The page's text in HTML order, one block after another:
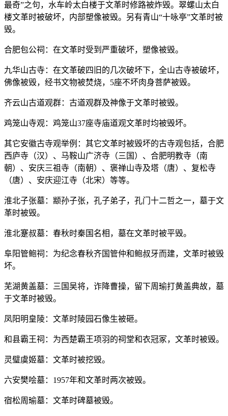
最奇”之句，水车岭太白楼于文革时修路被炸毁。翠螺山太白
楼文革时被破坏，内部塑像被毁。另有青山“十咏亭”文革时被
毁。
合肥包公祠：在文革时受到严重破坏，塑像被毁。
九华山古寺：在文革破四旧的几次破坏下，全山古寺被破坏，
佛像被毁，经书文物被焚烧，5座不坏肉身菩萨被毁。
齐云山古道观群：古道观群及神像于文革时被毁。
鸡笼山寺观：鸡笼山37座寺庙道观文革时均被毁坏。
其它安徽古寺观举例：其它文革时被毁坏的古寺观包括，合肥
西庐寺（汉）、马鞍山广济寺（三国）、合肥明教寺（南
朝）、安庆三祖寺（南朝）、褒禅山寺及塔（唐）、复松寺
（唐）、安庆迎江寺（北宋）等等。
淮北子张墓：颛孙子张，孔子弟子，孔门十二哲之一，墓于文
革时被毁。
淮北蹇叔墓：春秋时秦国名相，墓在文革时被平毁。
阜阳管鲍祠：为纪念春秋齐国管仲和鲍叔牙而建，文革时被毁
坏。
芜湖黄盖墓：三国吴将，诈降曹操，留下周瑜打黄盖典故，墓
于文革时被毁。
凤阳明皇陵：文革时陵园石像生被砸。
和县霸王祠：为西楚霸王项羽的祠堂和衣冠冢，文革时被毁。
灵璧虞姬墓：文革时被挖毁。
六安樊哙墓：1957年和文革时两次被毁。
宿松周瑜墓：文革时碑墓被毁。